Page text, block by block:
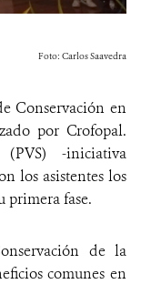
Foto: Carlos Saavedra
Conservación en
por Crofopal.
-iniciativa
los asistentes los
primera fase.
de la
comunes en